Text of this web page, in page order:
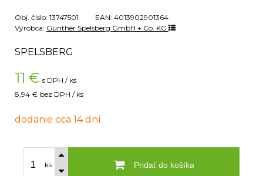
Obj. čislo: 13747501 EAN: 4013902901364
Výrobca: Günther Spelsberg GmbH + Co. KG
SPELSBERG
11 € s DPH / ks
8,94 € bez DPH / ks
dodanie cca 14 dní
ks Pridať do košíka